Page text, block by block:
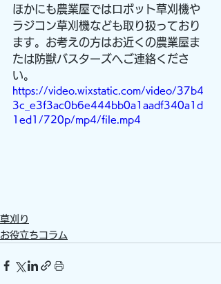
ほかにも農業屋ではロボット草刈機や
ラジコン草刈機なども取り扱っており
ます。お考えの方はお近くの農業屋ま
たは防獣バスターズへご連絡くださ
い。
https://video.wixstatic.com/video/37b4
3c_e3f3ac0b6e444bb0a1aadf340a1d
1ed1/720p/mp4/file.mp4
草刈り
お役立ちコラム